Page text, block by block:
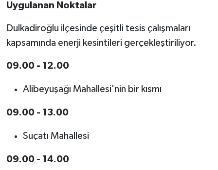
Uygulanan Noktalar
Dulkadiroğlu ilçesinde çeşitli tesis çalışmaları
kapsamında enerji kesintileri gerçekleştiriliyor.
09.00 - 12.00
Alibeyuşağı Mahallesi'nin bir kısmı
09.00 - 13.00
Suçatı Mahallesi
09.00 - 14.00